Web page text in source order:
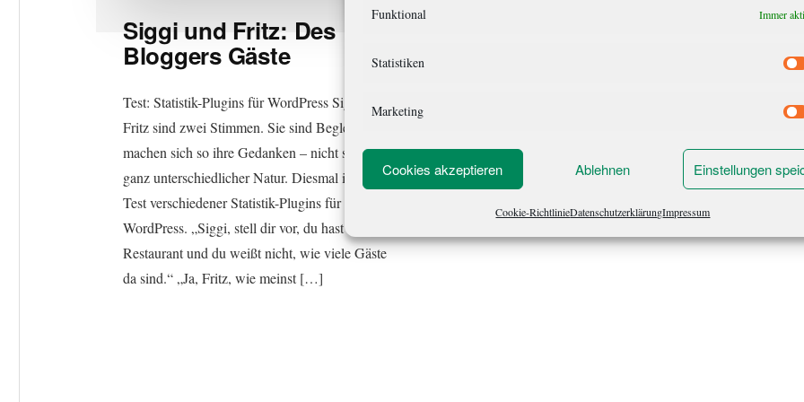
Funktional Immer
Statistiken
Marketing
Cookies akzeptieren Ablehnen Einstellungen
Cookie-RichtlinieDatenschutzerklärungImpressum
Siggi und Fritz: Des
Bloggers Gäste
Test: Statistik-Plugins für WordPress Siggi und
Fritz sind zwei Stimmen. Sie sind Begleiter und
machen sich so ihre Gedanken – nicht selten
ganz unterschiedlicher Natur. Diesmal ist es ein
Test verschiedener Statistik-Plugins für
WordPress. „Siggi, stell dir vor, du hast ein
Restaurant und du weißt nicht, wie viele Gäste
da sind.“ „Ja, Fritz, wie meinst […]